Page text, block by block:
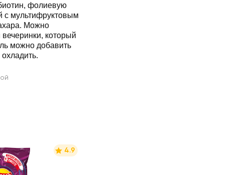
фолиевую
с мультифруктовым
Можно
который
можно добавить
4.9